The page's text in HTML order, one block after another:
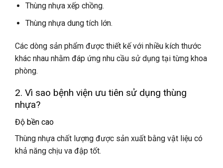
Thùng nhựa xếp chồng.
Thùng nhựa dung tích lớn.
Các dòng sản phẩm được thiết kế với nhiều kích thước
khác nhau nhằm đáp ứng nhu cầu sử dụng tại từng khoa
phòng.
2. Vì sao bệnh viện ưu tiên sử dụng thùng
nhựa?
Độ bền cao
Thùng nhựa chất lượng được sản xuất bằng vật liệu có
khả năng chịu va đập tốt.